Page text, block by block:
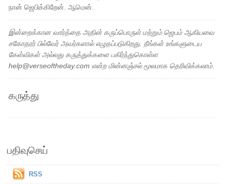
நான் ஜெபிக்கிறேன். ஆமென்.
இன்றைக்கான வார்த்தை அதின் கருப்பொருள் மற்றும் ஜெபம் ஆகியவை
சகோதரர் பில்வேர் அவர்களால் எழுதப்படுகிறது. நீங்கள் உங்களுடைய
கேள்விகள் அல்லது கருத்துக்களை பகிர்ந்துகொள்ள
help@verseoftheday.com என்ற மின்னஞ்சல் மூலமாக தெரிவிக்கலாம்.
கருத்து
பதிவுசெய்
RSS